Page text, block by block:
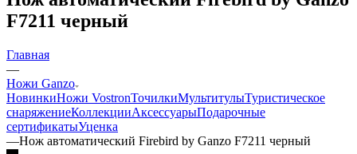
F7211 черный
Главная
—
Ножи Ganzo
НовинкиНожи VostronТочилкиМультитулыТуристическое
снаряжениеКоллекцииАксессуарыПодарочные
сертификатыУценка
—Нож автоматический Firebird by Ganzo F7211 черный